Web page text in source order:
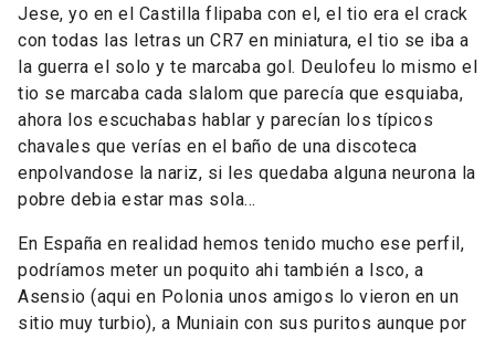
Jese, yo en el Castilla flipaba con el, el tio era el crack
con todas las letras un CR7 en miniatura, el tio se iba a
la guerra el solo y te marcaba gol. Deulofeu lo mismo el
tio se marcaba cada slalom que parecía que esquiaba,
ahora los escuchabas hablar y parecían los típicos
chavales que verías en el baño de una discoteca
enpolvandose la nariz, si les quedaba alguna neurona la
pobre debia estar mas sola...
En España en realidad hemos tenido mucho ese perfil,
podríamos meter un poquito ahi también a Isco, a
Asensio (aqui en Polonia unos amigos lo vieron en un
sitio muy turbio), a Muniain con sus puritos aunque por